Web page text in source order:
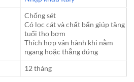
Chống sét
Có lọc cát và chất bẩn giúp tăng
tuổi thọ bơm
Thích hợp vân hành khi nằm
ngang hoặc thẳng đứng
12 tháng